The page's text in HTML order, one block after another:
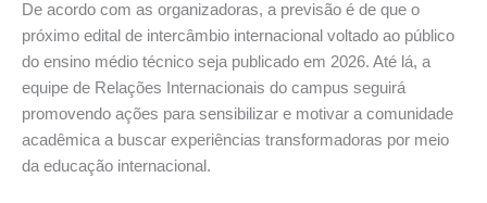
De acordo com as organizadoras, a previsão é de que o
próximo edital de intercâmbio internacional voltado ao público
do ensino médio técnico seja publicado em 2026. Até lá, a
equipe de Relações Internacionais do campus seguirá
promovendo ações para sensibilizar e motivar a comunidade
acadêmica a buscar experiências transformadoras por meio
da educação internacional.